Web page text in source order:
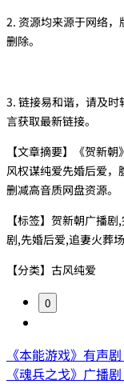
2. 资源均来源于网络
删除。
3. 链接易和谐，请及
言获取最新链接。
【文章摘要】《贺新
风权谋纯爱先婚后爱
删减高音质网盘资源。
【标签】贺新朝广播
剧,先婚后爱,追妻火葬场
【分类】古风纯爱
0
《本能游戏》有声
《魂兵之戈》广播